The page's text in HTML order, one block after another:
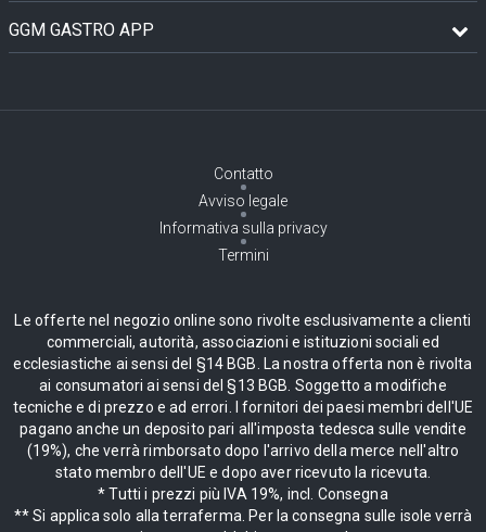
GGM GASTRO APP
Contatto
Avviso legale
Informativa sulla privacy
Termini
Le offerte nel negozio online sono rivolte esclusivamente a clienti
commerciali, autorità, associazioni e istituzioni sociali ed
ecclesiastiche ai sensi del §14 BGB. La nostra offerta non è rivolta
ai consumatori ai sensi del §13 BGB. Soggetto a modifiche
tecniche e di prezzo e ad errori. I fornitori dei paesi membri dell'UE
pagano anche un deposito pari all'imposta tedesca sulle vendite
(19%), che verrà rimborsato dopo l'arrivo della merce nell'altro
stato membro dell'UE e dopo aver ricevuto la ricevuta.
* Tutti i prezzi più IVA 19%, incl. Consegna
** Si applica solo alla terraferma. Per la consegna sulle isole verrà